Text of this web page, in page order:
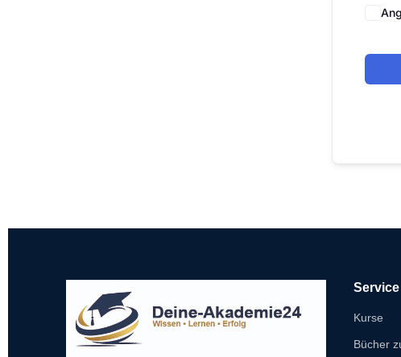
Service
Kurse
Bücher